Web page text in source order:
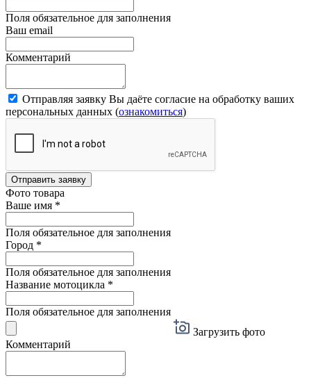
Поля обязательное для заполнения
Ваш email
Комментарий
Отправляя заявку Вы даёте согласие на обработку ваших
персональных данных (ознакомиться)
Отправить заявку
Фото товара
Ваше имя *
Поля обязательное для заполнения
Город *
Поля обязательное для заполнения
Название мотоцикла *
Поля обязательное для заполнения
Загрузить фото
Комментарий